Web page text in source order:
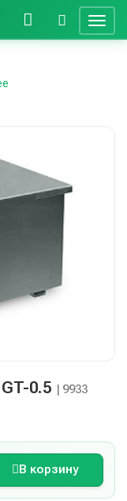
0.5 | 9933
В корзину